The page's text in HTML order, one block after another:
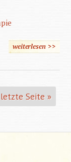
weiterlesen>>
letzte Seite »